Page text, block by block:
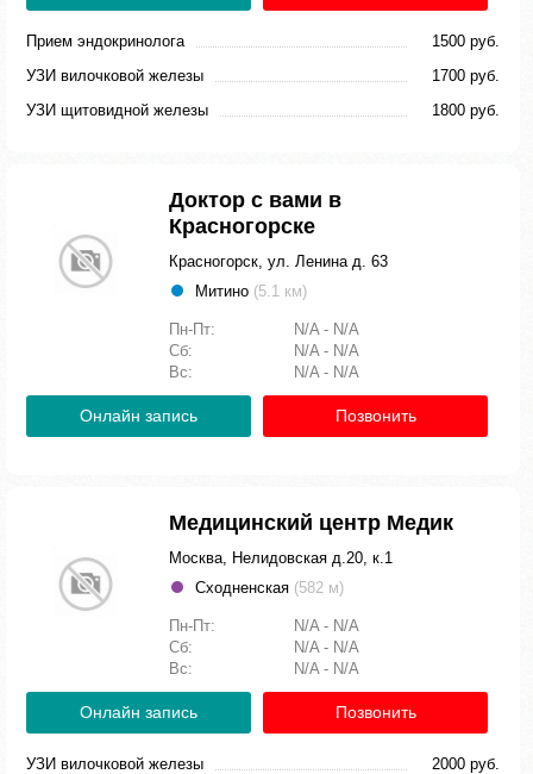
Прием эндокринолога
1500 руб.
УЗИ вилочковой железы
1700 руб.
УЗИ щитовидной железы
1800 руб.
Доктор с вами в
Красногорске
Красногорск, ул. Ленина д. 63
Митино (5.1 км)
Пн-Пт:
N/A - N/A
Сб:
N/A - N/A
Вс:
N/A - N/A
Онлайн запись Позвонить
Медицинский центр Медик
Москва, Нелидовская д.20, к.1
Сходненская (582 м)
Пн-Пт:
N/A - N/A
Сб:
N/A - N/A
Вс:
N/A - N/A
Онлайн запись Позвонить
УЗИ вилочковой железы
2000 руб.